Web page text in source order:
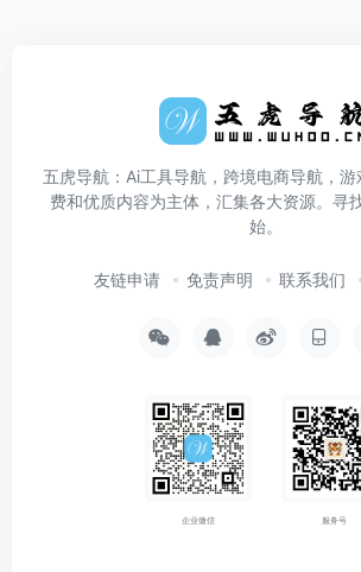
五虎导航：Ai工具导航，跨境电商导航，
费和优质内容为主体，汇集各大资源。寻
始。
友链申请 免责声明 联系我们
企业微信 服务号